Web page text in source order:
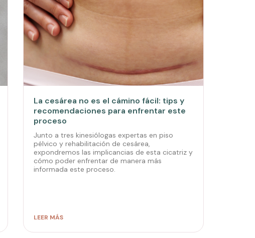
La cesárea no es el cámino fácil: tips y
recomendaciones para enfrentar este
proceso
Junto a tres kinesiólogas expertas en piso
pélvico y rehabilitación de cesárea,
expondremos las implicancias de esta cicatriz y
cómo poder enfrentar de manera más
informada este proceso.
LEER MÁS